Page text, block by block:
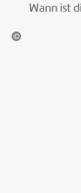
Wann ist
Goinyk-gty